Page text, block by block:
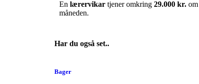
En lærervikar tjener omkring 29.000 kr. om
måneden.
Har du også set..
Bager